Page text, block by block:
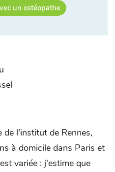
un ostéopathe
de l'institut de Rennes,
à domicile dans Paris et
variée : j'estime que